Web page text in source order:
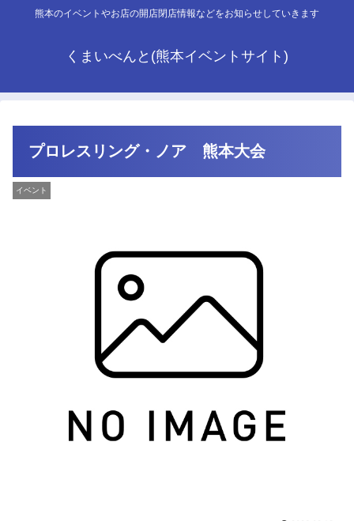
熊本のイベントやお店の開店閉店情報などをお知らせしていきます
くまいべんと(熊本イベントサイト)
プロレスリング・ノア 熊本大会
イベント